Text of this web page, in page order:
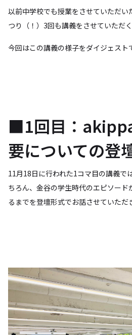
以前中学校でも授業をさせていただい
つり（！）3回も講義をさせていただ
今回はこの講義の様子をダイジェスト
■1回目：
要についての登
11月18日に行われた1コマ目の講義で
ちろん、金谷の学生時代のエピソー
るまでを登壇形式でお話させていただ